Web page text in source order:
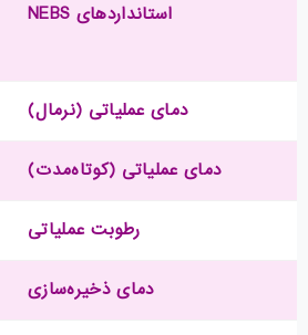
استانداردهای NEBS
دمای عملیاتی (نرمال)
دمای عملیاتی (کوتاه‌مدت)
رطوبت عملیاتی
دمای ذخیره‌سازی